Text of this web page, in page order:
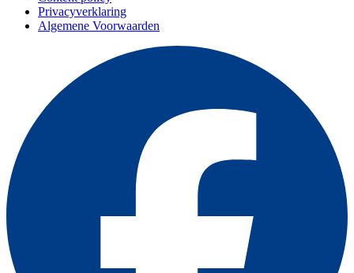
Privacyverklaring
Algemene Voorwaarden